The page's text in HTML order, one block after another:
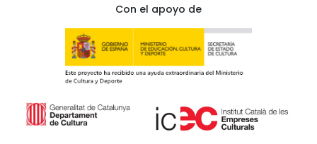
Con el apoyo de